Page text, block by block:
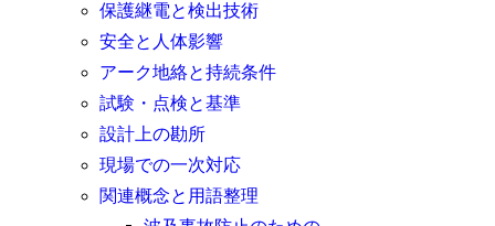
保護継電と検出技術
安全と人体影響
アーク地絡と持続条件
試験・点検と基準
設計上の勘所
現場での一次対応
関連概念と用語整理